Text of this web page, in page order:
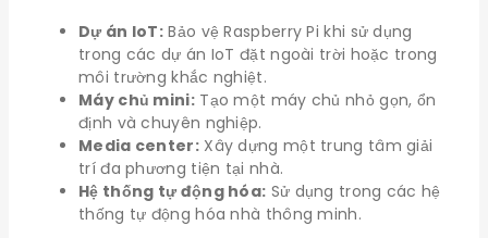
Dự án IoT: Bảo vệ Raspberry Pi khi sử dụng
trong các dự án IoT đặt ngoài trời hoặc trong
môi trường khắc nghiệt.
Máy chủ mini:Tạo một máy chủ nhỏ gọn, ổn
định và chuyên nghiệp.
Media center:Xây dựng một trung tâm giải
trí đa phương tiện tại nhà.
Hệ thống tự động hóa: Sử dụng trong các hệ
thống tự động hóa nhà thông minh.